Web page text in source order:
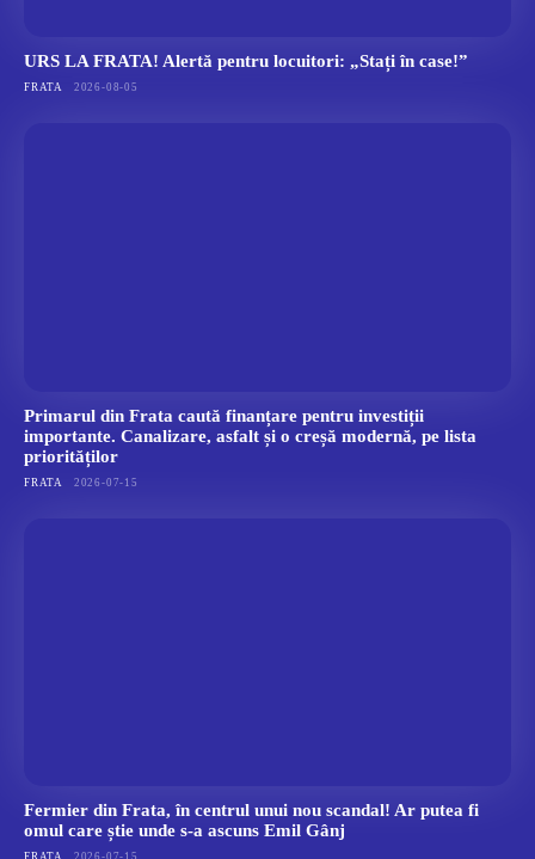
URS LA FRATA! Alertă pentru locuitori: „Stați în case!”
FRATA 2026-08-05
Primarul din Frata caută finanțare pentru investiții
importante. Canalizare, asfalt și o creșă modernă, pe lista
priorităților
FRATA 2026-07-15
Fermier din Frata, în centrul unui nou scandal! Ar putea fi
omul care știe unde s-a ascuns Emil Gânj